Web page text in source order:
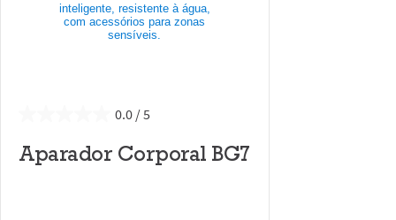
0.0
Aparador Corporal BG7